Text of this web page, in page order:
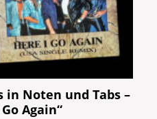
in Noten und Tabs –
Again“